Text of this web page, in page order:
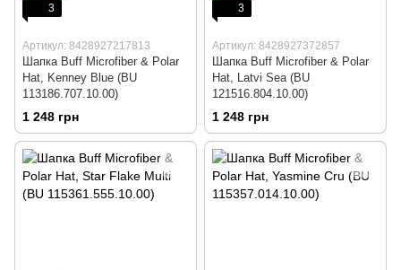
3
Артикул: 8428927217813
Шапка Buff Microfiber & Polar
Hat, Kenney Blue (BU
113186.707.10.00)
1 248 грн
3
Артикул: 8428927372857
Шапка Buff Microfiber & Polar
Hat, Latvi Sea (BU
121516.804.10.00)
1 248 грн